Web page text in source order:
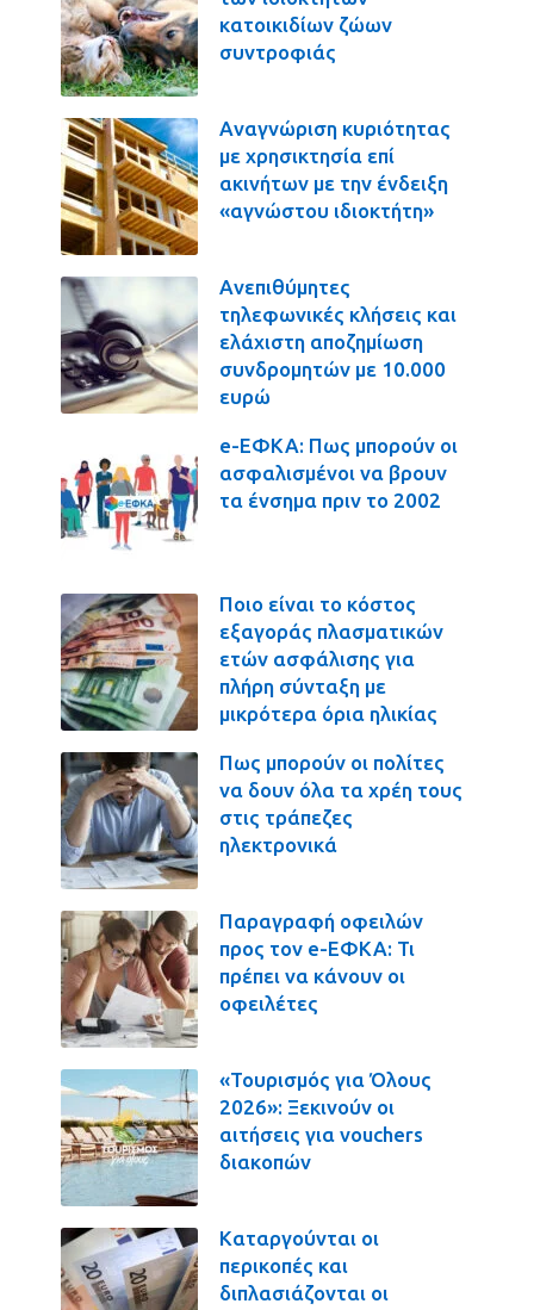
κατοικιδίων ζώων
συντροφιάς
Αναγνώριση κυριότητας
με χρησικτησία επί
ακινήτων με την ένδειξη
«αγνώστου ιδιοκτήτη»
Ανεπιθύμητες
τηλεφωνικές κλήσεις και
ελάχιστη αποζημίωση
συνδρομητών με 10.000
ευρώ
e-ΕΦΚΑ: Πως μπορούν οι
ασφαλισμένοι να βρουν
τα ένσημα πριν το 2002
Ποιο είναι το κόστος
εξαγοράς πλασματικών
ετών ασφάλισης για
πλήρη σύνταξη με
μικρότερα όρια ηλικίας
Πως μπορούν οι πολίτες
να δουν όλα τα χρέη τους
στις τράπεζες
ηλεκτρονικά
Παραγραφή οφειλών
προς τον e-ΕΦΚΑ: Τι
πρέπει να κάνουν οι
οφειλέτες
«Τουρισμός για Όλους
2026»: Ξεκινούν οι
αιτήσεις για vouchers
διακοπών
Καταργούνται οι
περικοπές και
διπλασιάζονται οι